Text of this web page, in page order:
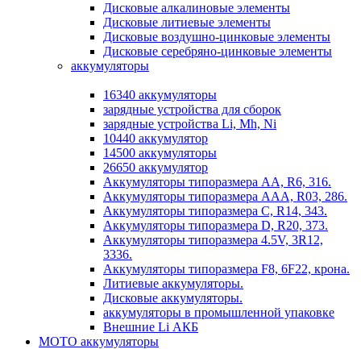
Дисковые алкалиновые элементы
Дисковые литиевые элементы
Дисковые воздушно-цинковые элементы
Дисковые серебряно-цинковые элементы
аккумуляторы
16340 аккумуляторы
зарядные устройства для сборок
зарядные устройства Li, Mh, Ni
10440 аккумулятор
14500 аккумуляторы
26650 аккумулятор
Аккумуляторы типоразмера АА, R6, 316.
Аккумуляторы типоразмера ААА, R03, 286.
Аккумуляторы типоразмера С, R14, 343.
Аккумуляторы типоразмера D, R20, 373.
Аккумуляторы типоразмера 4.5V, 3R12,
3336.
Аккумуляторы типоразмера F8, 6F22, крона.
Литиевые аккумуляторы.
Дисковые аккумуляторы.
аккумуляторы в промышленной упаковке
Внешние Li АКБ
МОТО аккумуляторы